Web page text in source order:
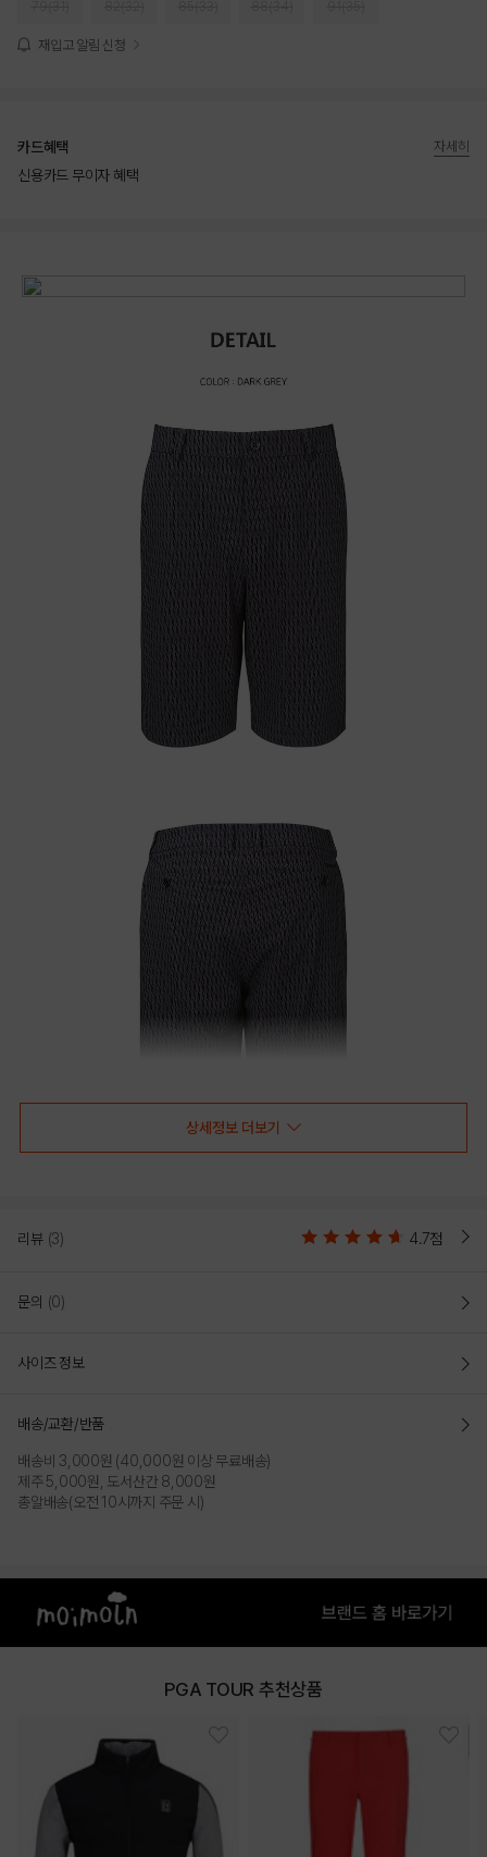
재입고 알림 신청
카드혜택
신용카드 무이자 혜택
자세히
상세정보 더보기
리뷰 (3) 4.7점
문의 (0)
사이즈 정보
배송/교환/반품
배송비 3,000원 (40,000원 이상 무료배송)
제주 5,000원, 도서산간 8,000원
총알배송(오전 10시까지 주문 시)
PGA TOUR 추천상품